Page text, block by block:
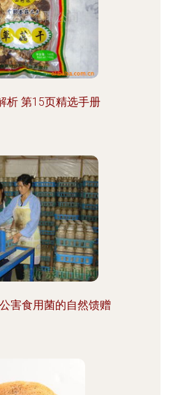
析 第15页精选手册
害食用菌的自然馈赠